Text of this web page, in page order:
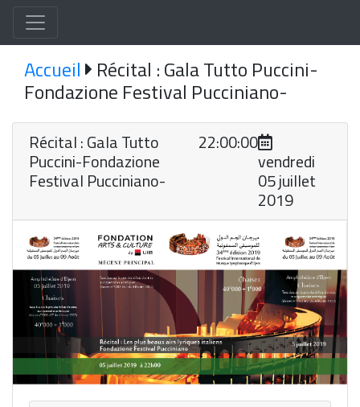
Accueil Récital : Gala Tutto Puccini-
Fondazione Festival Pucciniano-
Récital : Gala Tutto
Puccini-Fondazione
Festival Pucciniano-
22:00:00
vendredi
05 juillet
2019